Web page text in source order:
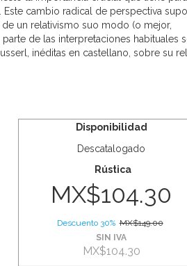
Este cambio radical de perspectiva
un relativismo suo modo (o mejor,
de las interpretaciones habituales
inéditas en castellano, sobre su
Disponibilidad
Descatalogado
Rústica
MX$104.30
Descuento 30% MX$149.00
SIN IVA
MX$104.30